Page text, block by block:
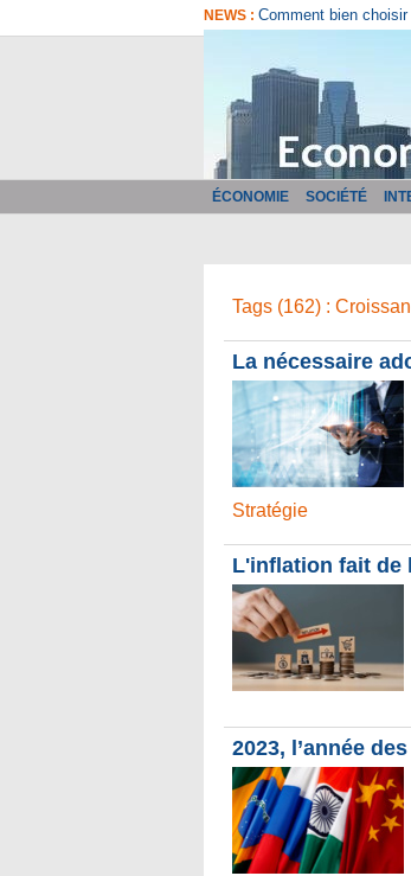
NEWS : Comment bien
ÉCONOMIE SOCIÉTÉ
Tags (162) :
​La nécessaire
Stratégie
L'inflation fait de
2023, l’année